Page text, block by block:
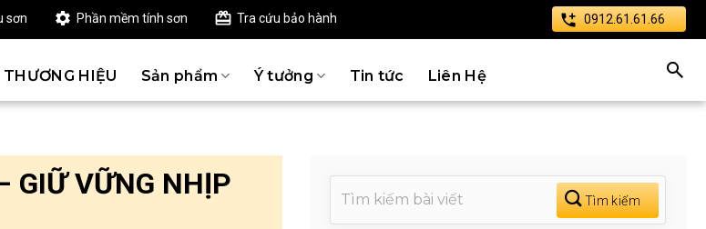
sơn Phần mềm tính sơn Tra cứu bảo hành 0912.61.61.66
THƯƠNG HIỆU Sản phẩm Ý tưởng Tin tức Liên Hệ
GIỮ VỮNG NHỊP